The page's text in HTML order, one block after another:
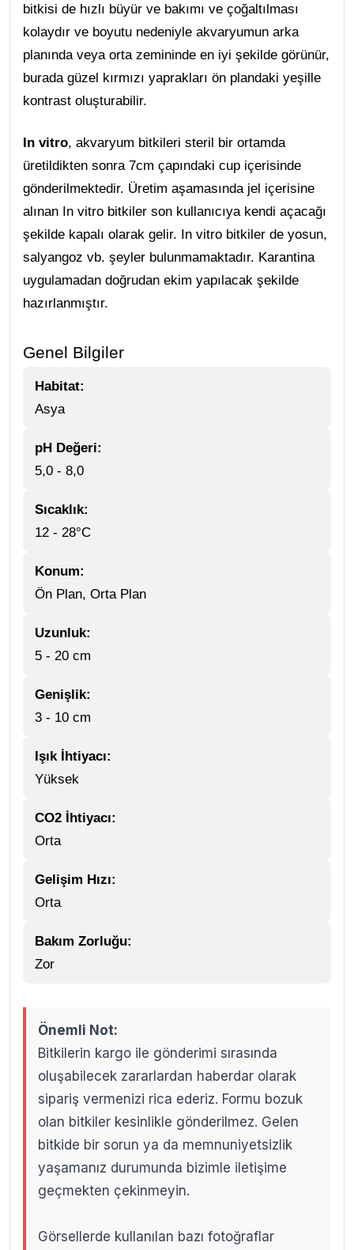
bitkisi de hızlı büyür ve bakımı ve çoğaltılması
kolaydır ve boyutu nedeniyle akvaryumun arka
planında veya orta zemininde en iyi şekilde görünür,
burada güzel kırmızı yaprakları ön plandaki yeşille
kontrast oluşturabilir.
In vitro, akvaryum bitkileri steril bir ortamda
üretildikten sonra 7cm çapındaki cup içerisinde
gönderilmektedir. Üretim aşamasında jel içerisine
alınan In vitro bitkiler son kullanıcıya kendi açacağı
şekilde kapalı olarak gelir. In vitro bitkiler de yosun,
salyangoz vb. şeyler bulunmamaktadır. Karantina
uygulamadan doğrudan ekim yapılacak şekilde
hazırlanmıştır.
Genel Bilgiler
Habitat:
Asya
pH Değeri:
5,0 - 8,0
Sıcaklık:
12 - 28°C
Konum:
Ön Plan, Orta Plan
Uzunluk:
5 - 20 cm
Genişlik:
3 - 10 cm
Işık İhtiyacı:
Yüksek
CO2 İhtiyacı:
Orta
Gelişim Hızı:
Orta
Bakım Zorluğu:
Zor
Önemli Not:
Bitkilerin kargo ile gönderimi sırasında
oluşabilecek zararlardan haberdar olarak
sipariş vermenizi rica ederiz. Formu bozuk
olan bitkiler kesinlikle gönderilmez. Gelen
bitkide bir sorun ya da memnuniyetsizlik
yaşamanız durumunda bizimle iletişime
geçmekten çekinmeyin.
Görsellerde kullanılan bazı fotoğraflar